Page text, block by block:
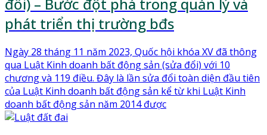
đổi) – Bước đột phá trong quản lý và
phát triển thị trường bđs
Ngày 28 tháng 11 năm 2023, Quốc hội khóa XV đã thông
qua Luật Kinh doanh bất động sản (sửa đổi) với 10
chương và 119 điều. Đây là lần sửa đổi toàn diện đầu tiên
của Luật Kinh doanh bất động sản kể từ khi Luật Kinh
doanh bất động sản năm 2014 được